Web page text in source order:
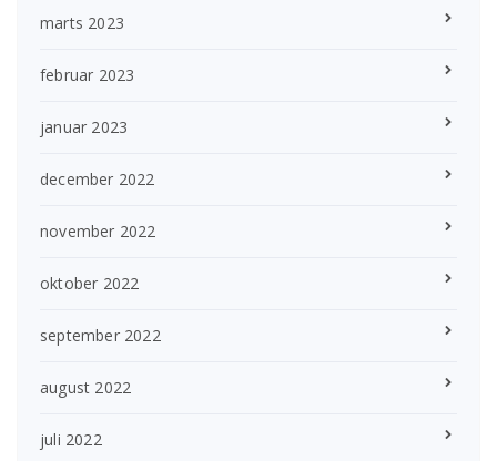
marts 2023
februar 2023
januar 2023
december 2022
november 2022
oktober 2022
september 2022
august 2022
juli 2022